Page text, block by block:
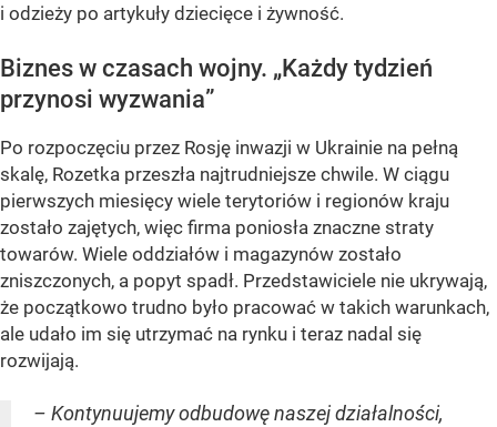
i odzieży po artykuły dziecięce i żywność.
Biznes w czasach wojny. „Każdy tydzień
przynosi wyzwania”
Po rozpoczęciu przez Rosję inwazji w Ukrainie na pełną
skalę, Rozetka przeszła najtrudniejsze chwile. W ciągu
pierwszych miesięcy wiele terytoriów i regionów kraju
zostało zajętych, więc firma poniosła znaczne straty
towarów. Wiele oddziałów i magazynów zostało
zniszczonych, a popyt spadł. Przedstawiciele nie ukrywają,
że początkowo trudno było pracować w takich warunkach,
ale udało im się utrzymać na rynku i teraz nadal się
rozwijają.
– Kontynuujemy odbudowę naszej działalności,